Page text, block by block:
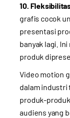
10.
grafis cocok
presentasi
banyak lagi.
produk
Video motion
dalam industri
produk-
audiens yang